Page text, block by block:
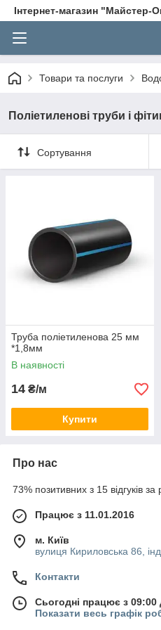
Інтернет-магазин "Майстер-
Товари та послуги
Поліетиленові труби і
Сортування
Труба поліетиленова 25 мм
*1,8мм
В наявності
14 ₴/м
Купити
Про нас
73% позитивних з 15 відгуків за
Працює з 11.01.2016
м. Київ
вулиця Кириловська 86,
Контакти
Сьогодні працює з 09:00
Показати весь графік